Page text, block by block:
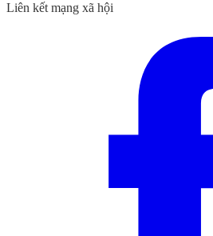
Liên kết mạng xã hội